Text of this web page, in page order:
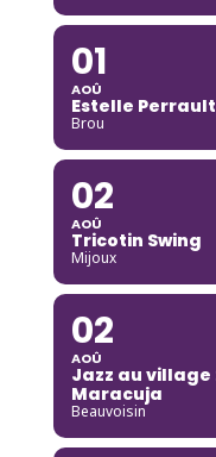
01
AOÛ
Estelle
Brou
02
AOÛ
Tricotin Swing
Mijoux
02
AOÛ
Jazz au village
Maracuja
Beauvoisin